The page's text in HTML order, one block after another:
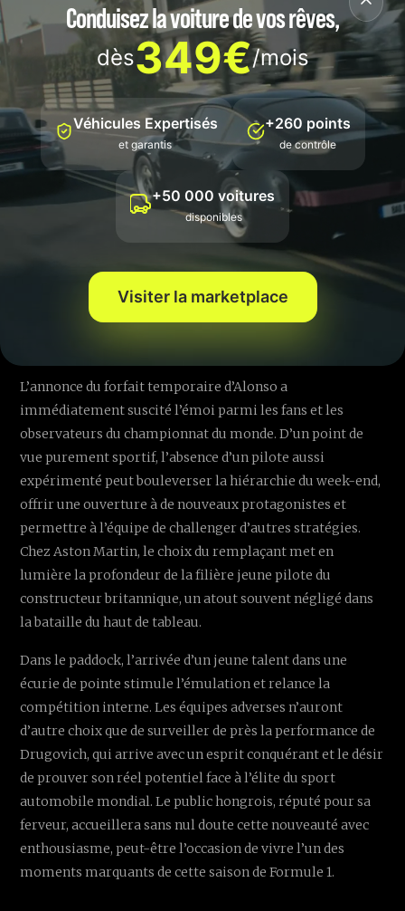
premier véritable Grand Prix, Drugovich pourrait voir
s’ouvrir de nombreuses portes dans le paddock.
Le soutien de Fernando Alonso, qui saluait déjà jeudi « le
talent incroyable » de Drugovich et sa capacité à répondre
aux exigences de l’équipe, n’est pas anodin. Alonso estime
que la Formule 2 n’a été qu’un tremplin pour Drugovich
et que ses qualités sont évidentes au quotidien, lors du
travail en simulateur ou lors de ses participations aux
essais libres. Il souligne également la capacité du pilote
brésilien à délivrer des performances précises même
L'impact sur le championnat et
la dynamique du paddock 🔄
L’annonce du forfait temporaire d’Alonso a
immédiatement suscité l’émoi parmi les fans et les
observateurs du championnat du monde. D’un point de
vue purement sportif, l’absence d’un pilote aussi
expérimenté peut bouleverser la hiérarchie du week-end,
offrir une ouverture à de nouveaux protagonistes et
permettre à l’équipe de challenger d’autres stratégies.
Chez Aston Martin, le choix du remplaçant met en
lumière la profondeur de la filière jeune pilote du
constructeur britannique, un atout souvent négligé dans
la bataille du haut de tableau.
Dans le paddock, l’arrivée d’un jeune talent dans une
écurie de pointe stimule l’émulation et relance la
compétition interne. Les équipes adverses n’auront
d’autre choix que de surveiller de près la performance de
Drugovich, qui arrive avec un esprit conquérant et le désir
de prouver son réel potentiel face à l’élite du sport
automobile mondial. Le public hongrois, réputé pour sa
ferveur, accueillera sans nul doute cette nouveauté avec
enthousiasme, peut-être l’occasion de vivre l’un des
moments marquants de cette saison de Formule 1.
Conduisez la voiture de vos rêves,
dès349€/mois
Véhicules Expertisés
et garantis
+260 points
de contrôle
+50 000 voitures
disponibles
Visiter la marketplace